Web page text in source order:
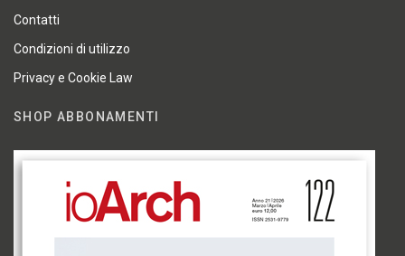
Contatti
Condizioni di utilizzo
Privacy e Cookie Law
SHOP ABBONAMENTI